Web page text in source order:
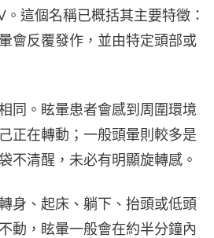
這個名稱已概括其主要特徵：
會反覆發作，並由特定頭部或
同。眩暈患者會感到周圍環境
正在轉動；一般頭暈則較多是
不清醒，未必有明顯旋轉感。
身、起床、躺下、抬頭或低頭
動，眩暈一般會在約半分鐘內